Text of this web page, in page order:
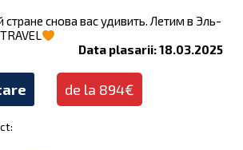
стране снова вас удивить. Летим в Эль-
Data plasarii: 18.03.2025
de la 894€